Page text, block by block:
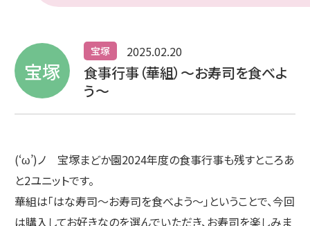
宝塚
宝塚 2025.02.20
食事行事（華組）～お寿司を食べよ
う～
(‘ω’)ノ 宝塚まどか園2024年度の食事行事も残すところあ
と2ユニットです。
華組は「はな寿司～お寿司を食べよう～」ということで、今回
は購入してお好きなのを選んでいただき、お寿司を楽しみま